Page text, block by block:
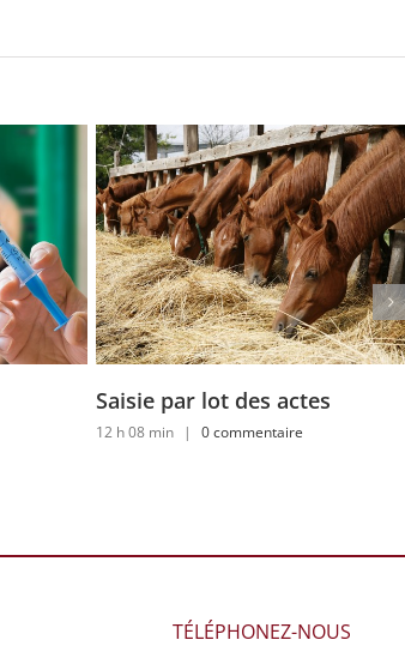
Saisie par lot des actes
12 h 08 min | 0 commentaire
TÉLÉPHONEZ-NOUS